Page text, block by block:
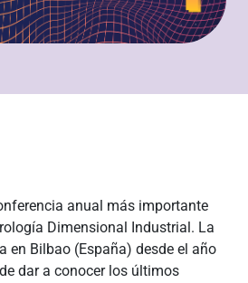
anual más importante
Dimensional Industrial. La
en Bilbao (España) desde el año
dar a conocer los últimos